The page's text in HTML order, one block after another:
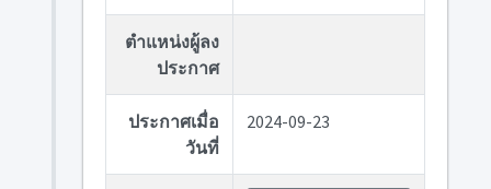
ตำแหน่งผู้ลง
ประกาศ
ประกาศเมื่อ
วันที่
2024-09-23